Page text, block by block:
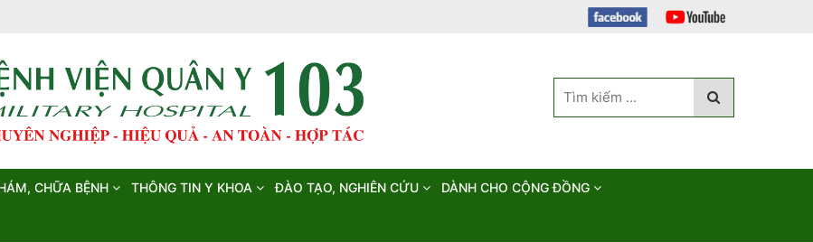
CHỮA BỆNH THÔNG TIN Y KHOA ĐÀO TẠO, NGHIÊN CỨU DÀNH CHO CỘNG ĐỒNG